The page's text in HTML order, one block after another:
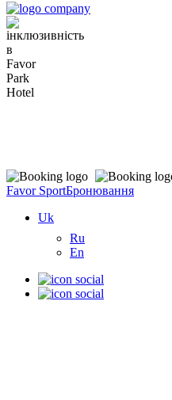
Favor SportБронювання
Uk
Ru
En